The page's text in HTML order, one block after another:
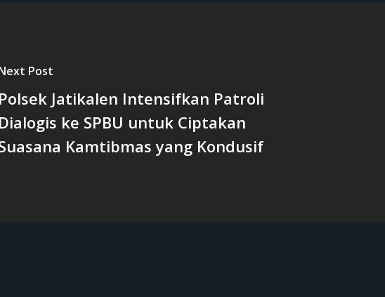
Post
Polsek Jatikalen Intensifkan Patroli
Dialogis ke SPBU untuk Ciptakan
Kamtibmas yang Kondusif